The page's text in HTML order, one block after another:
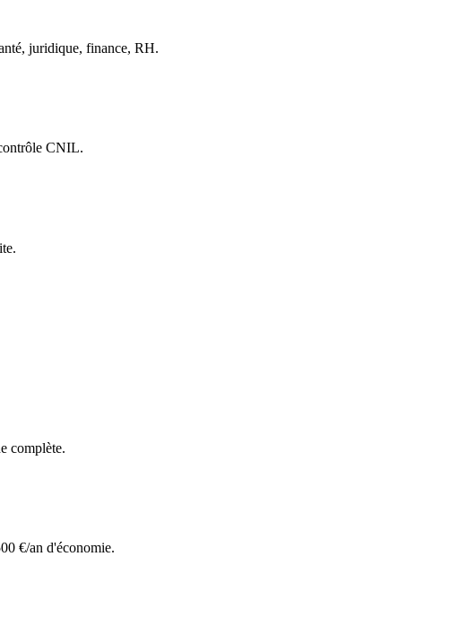
juridique, finance, RH.
CNIL.
complète.
€/an d'économie.